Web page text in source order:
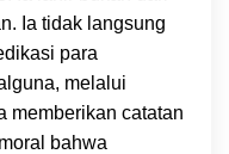
Ia tidak langsung
para
melalui
memberikan catatan
bahwa